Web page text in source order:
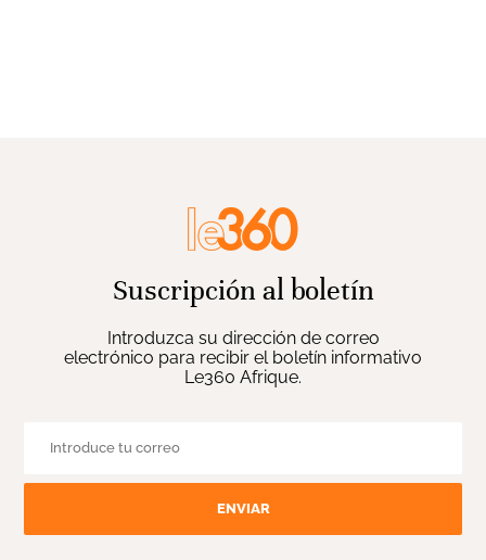
Suscripción al boletín
Introduzca su dirección de correo
electrónico para recibir el boletín informativo
Le360 Afrique.
ENVIAR